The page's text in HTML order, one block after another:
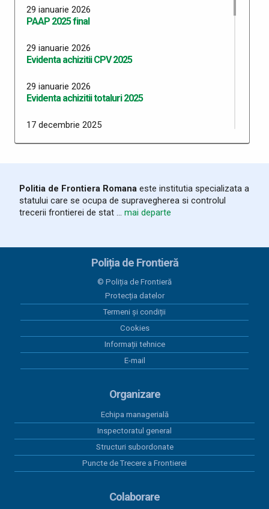
29 ianuarie 2026
PAAP 2025 final
29 ianuarie 2026
Evidenta achizitii CPV 2025
29 ianuarie 2026
Evidenta achizitii totaluri 2025
17 decembrie 2025
16 decembrie 2025
Venituri salariale nete Noiembrie 2025
16 decembrie 2025
Actualizare anexa PAAP 2025 (31.10.2025)
Actualizare PAAP 2025 (31.10.2025)
15 decembrie 2025
Contracte 2025 - 3
Politia de Frontiera Romana este institutia specializata a
statului care se ocupa de supravegherea si controlul
trecerii frontierei de stat ... mai departe
Poliția de Frontieră
© Poliția de Frontieră
Protecția datelor
Termeni și condiții
Cookies
Informații tehnice
E-mail
Organizare
Echipa managerială
Inspectoratul general
Structuri subordonate
Puncte de Trecere a Frontierei
Colaborare